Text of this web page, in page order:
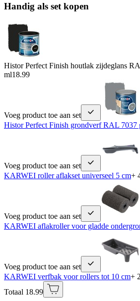
Handig als set kopen
Histor Perfect Finish houtlak zijdeglans
ml18.99
Voeg product toe aan set
Histor Perfect Finish grondverf RAL 7037
Voeg product toe aan set
KARWEI roller aflakset universeel 5 cm+
Voeg product toe aan set
KARWEI aflakroller voor gladde
Voeg product toe aan set
KARWEI verfbak voor rollers tot 10 cm+
Totaal 18.99